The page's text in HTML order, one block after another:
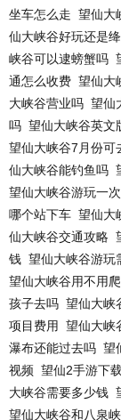
坐车怎么走 望仙大
仙大峡谷好玩还是
峡谷可以逮螃蟹吗
通怎么收费 望仙大
大峡谷营业吗 望仙
吗 望仙大峡谷英文
望仙大峡谷7月份可
仙大峡谷能钓鱼吗
望仙大峡谷游玩一
哪个站下车 望仙大
仙大峡谷交通攻略
钱 望仙大峡谷游玩
望仙大峡谷用不用
孩子去吗 望仙大峡
项目费用
望仙大峡
瀑布还能过去吗 望
视频 望仙2手游下载
大峡谷需要多少钱
望仙大峡谷和八泉峡